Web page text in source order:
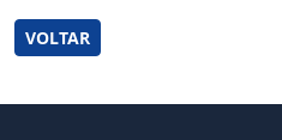
VOLTAR